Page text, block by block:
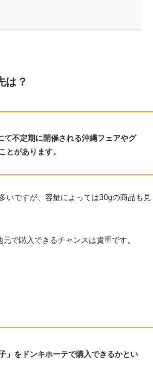
は？
不定期に開催される沖縄フェアやグ
とがあります。
いですが、容量によっては30gの商品も見
で購入できるチャンスは貴重です。
」をドンキホーテで購入できるかとい